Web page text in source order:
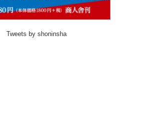
Tweets by shoninsha